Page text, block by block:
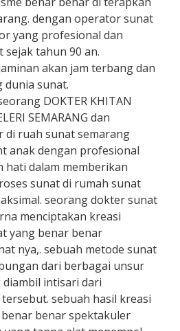
dengan operator sunat
yang profesional dan
sejak tahun 90 an.
akan jam terbang dan
dunia sunat.
DOKTER KHITAN
SEMARANG dan
di ruah sunat semarang
anak dengan profesional
hati dalam memberikan
sunat di rumah sunat
seorang dokter sunat
menciptakan kreasi
yang benar benar
nya,. sebuah metode sunat
dari berbagai unsur
intisari dari
sebuah hasil kreasi
benar spektakuler